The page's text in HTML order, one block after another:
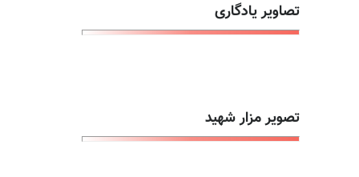
تصاویر یادگاری
تصویر مزار شهید